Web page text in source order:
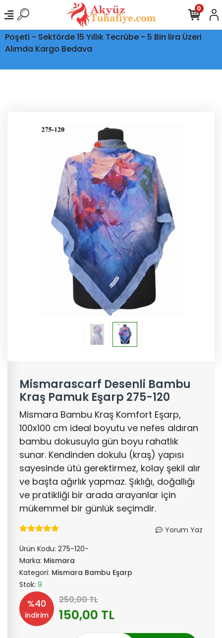
Ptt Kargo İle Tüm Türkiye'ye Teslimat - Şeffaf Kargo
Poşeti - Sektörde 15 Yıllık Tecrübe - 5 Bin lira Üzeri
Alımda Kargo Bedava
0
Mismarascarf Desenli Bambu
Kraş Pamuk Eşarp 275-120
Mismara Bambu Kraş Komfort Eşarp,
100x100 cm ideal boyutu ve nefes aldıran
bambu dokusuyla gün boyu rahatlık
sunar. Kendinden dokulu (kraş) yapısı
sayesinde ütü gerektirmez, kolay şekil alır
ve başta ağırlık yapmaz. Şıklığı, doğallığı
ve pratikliği bir arada arayanlar için
mükemmel bir günlük seçimdir.
Yorum Yaz
Ürün Kodu: 275-120-
Marka: Mismara
Kategori: Mismara Bambu Eşarp
Stok: 9
%40
indirim
250,00 TL
150,00 TL